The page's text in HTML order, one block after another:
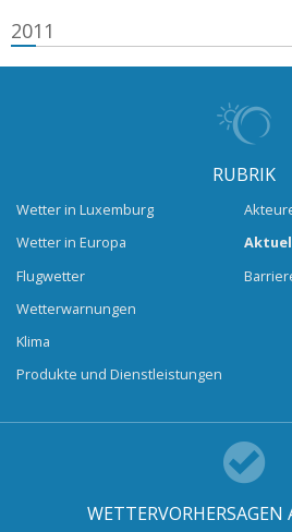
2011
RUBRIK
Wetter in Luxemburg
Wetter in Europa
Flugwetter
Wetterwarnungen
Klima
Produkte und Dienstleistungen